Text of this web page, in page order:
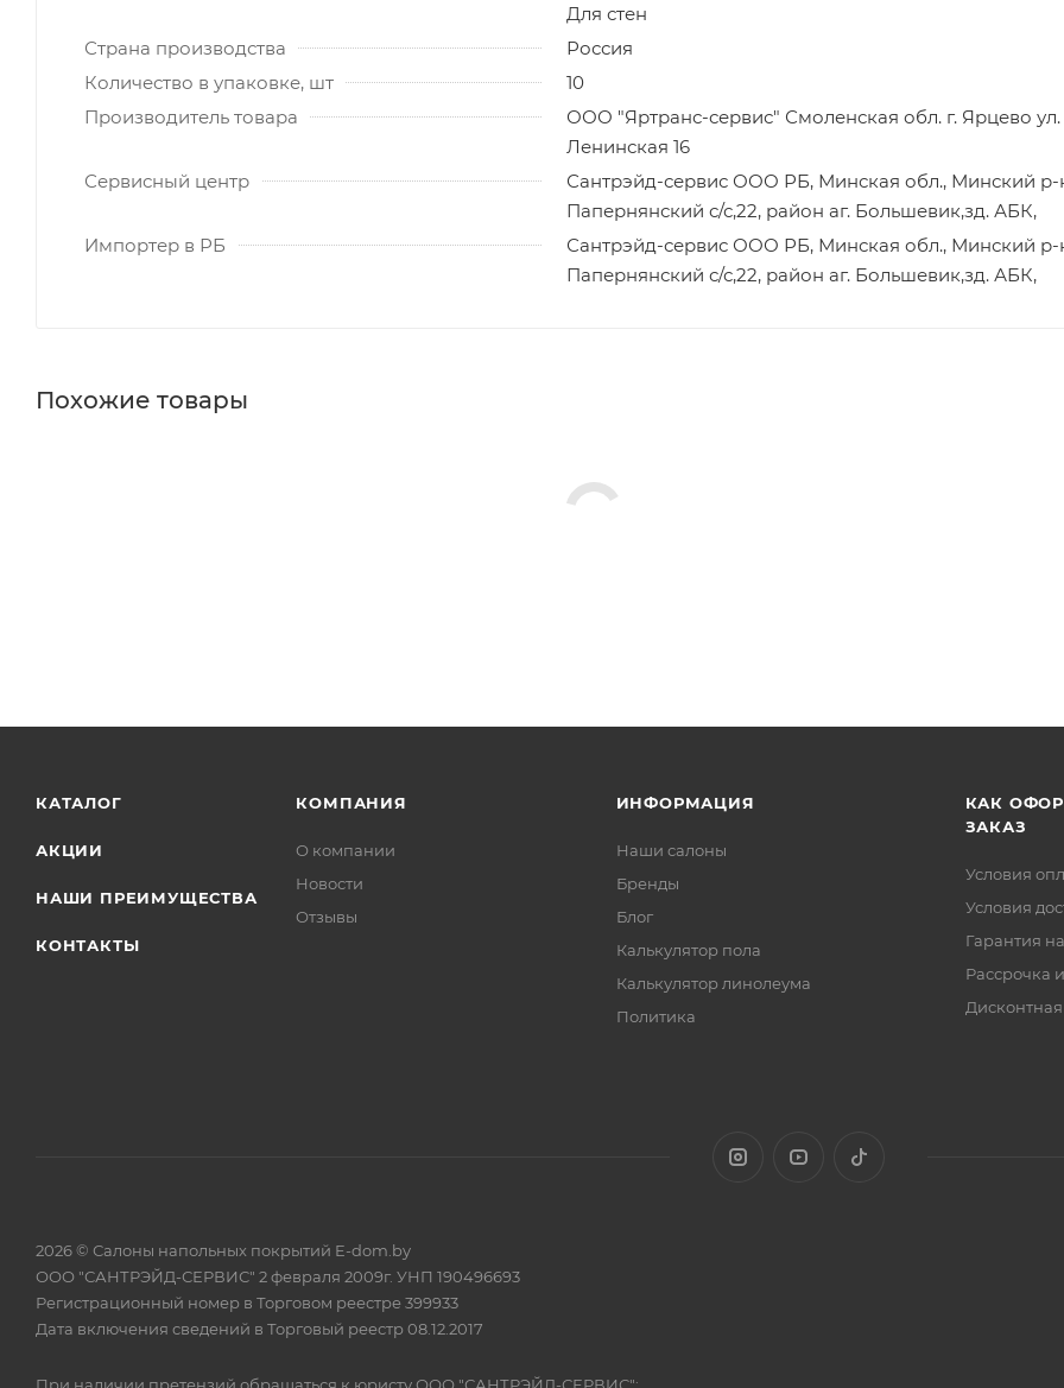
Для стен
Страна производства
Россия
Количество в упаковке, шт
10
Производитель товара
ООО "Яртранс-сервис" Смоленская обл. г. Ярцево ул.
Ленинская 16
Сервисный центр
Сантрэйд-сервис ООО РБ, Минская обл., Минский р-
Папернянский с/с,22, район аг. Большевик,зд. АБК,
Импортер в РБ
Сантрэйд-сервис ООО РБ, Минская обл., Минский р-
Папернянский с/с,22, район аг. Большевик,зд. АБК,
Похожие товары
КАТАЛОГ
АКЦИИ
НАШИ ПРЕИМУЩЕСТВА
КОНТАКТЫ
КОМПАНИЯ
О компании
Новости
Отзывы
ИНФОРМАЦИЯ
Наши салоны
Бренды
Блог
Калькулятор пола
Калькулятор линолеума
Политика
КАК
ЗАКАЗ
Условия
Условия
Гарантия
Рассрочка
2026 © Салоны напольных покрытий E-dom.by
ООО "САНТРЭЙД-СЕРВИС" 2 февраля 2009г. УНП 190496693
Регистрационный номер в Торговом реестре 399933
Дата включения сведений в Торговый реестр 08.12.2017